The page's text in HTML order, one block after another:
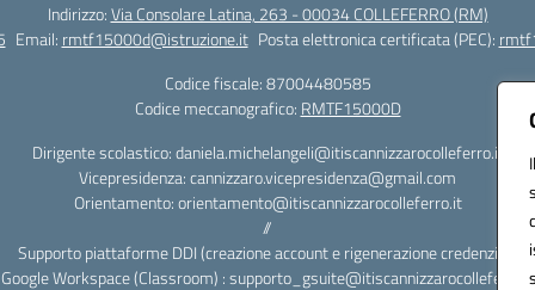
Indirizzo:Via Consolare Latina, 263 - 00034 COLLEFERRO (RM)
Email: rmtf15000d@istruzione.it Posta elettronica certificata (PEC):
Codice fiscale: 87004480585
Codice meccanografico: RMTF15000D
Dirigente scolastico: daniela.michelangeli@itiscannizzarocolleferro.it
Vicepresidenza: cannizzaro.vicepresidenza@gmail.com
Orientamento: orientamento@itiscannizzarocolleferro.it
//
Supporto piattaforme DDI (creazione account e rigenerazione credenziali)
Google Workspace (Classroom) : supporto_gsuite@itiscannizzarocolleferro.it